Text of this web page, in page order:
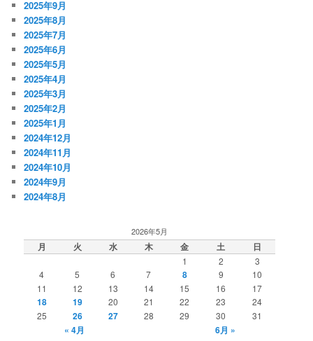
2025年9月
2025年8月
2025年7月
2025年6月
2025年5月
2025年4月
2025年3月
2025年2月
2025年1月
2024年12月
2024年11月
2024年10月
2024年9月
2024年8月
2026年5月
月 火 水 木 金 土 日
1 2
3
4
5 6 7 8 9
10
11
12 13 14 15 16 17
18 19 20 21 22 23
24
25
26 27 28 29 30 31
« 4月 6月 »